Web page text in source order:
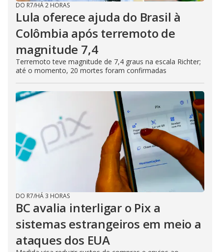
DO R7/HÁ 2 HORAS
Lula oferece ajuda do Brasil à
Colômbia após terremoto de
magnitude 7,4
Terremoto teve magnitude de 7,4 graus na escala Richter;
até o momento, 20 mortes foram confirmadas
DO R7/HÁ 3 HORAS
BC avalia interligar o Pix a
sistemas estrangeiros em meio a
ataques dos EUA